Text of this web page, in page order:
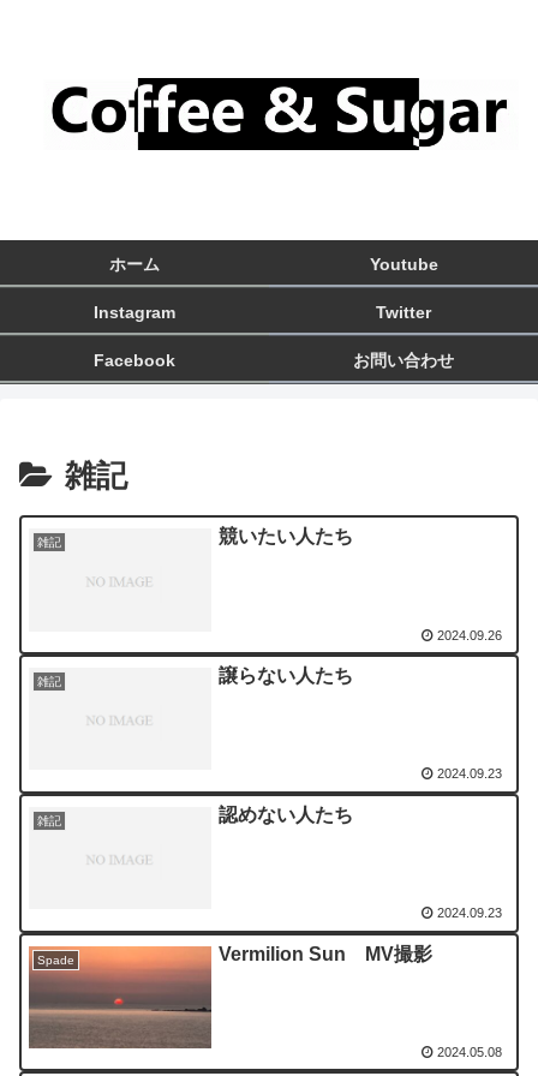
ホーム Youtube
Instagram Twitter
Facebook お問い合わせ
雑記
雑記 競いたい人たち
2024.09.26
雑記 譲らない人たち
2024.09.23
雑記 認めない人たち
2024.09.23
Spade Vermilion Sun MV撮影
2024.05.08